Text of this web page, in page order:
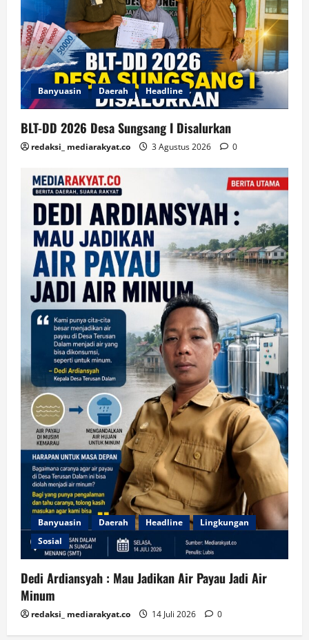
Banyuasin Daerah Headline
BLT-DD 2026 Desa Sungsang I Disalurkan
redaksi_ mediarakyat.co 3 Agustus 2026 0
Banyuasin Daerah Headline
Lingkungan
Sosial
Dedi Ardiansyah : Mau Jadikan Air Payau Jadi Air
Minum
redaksi_ mediarakyat.co 14 Juli 2026 0